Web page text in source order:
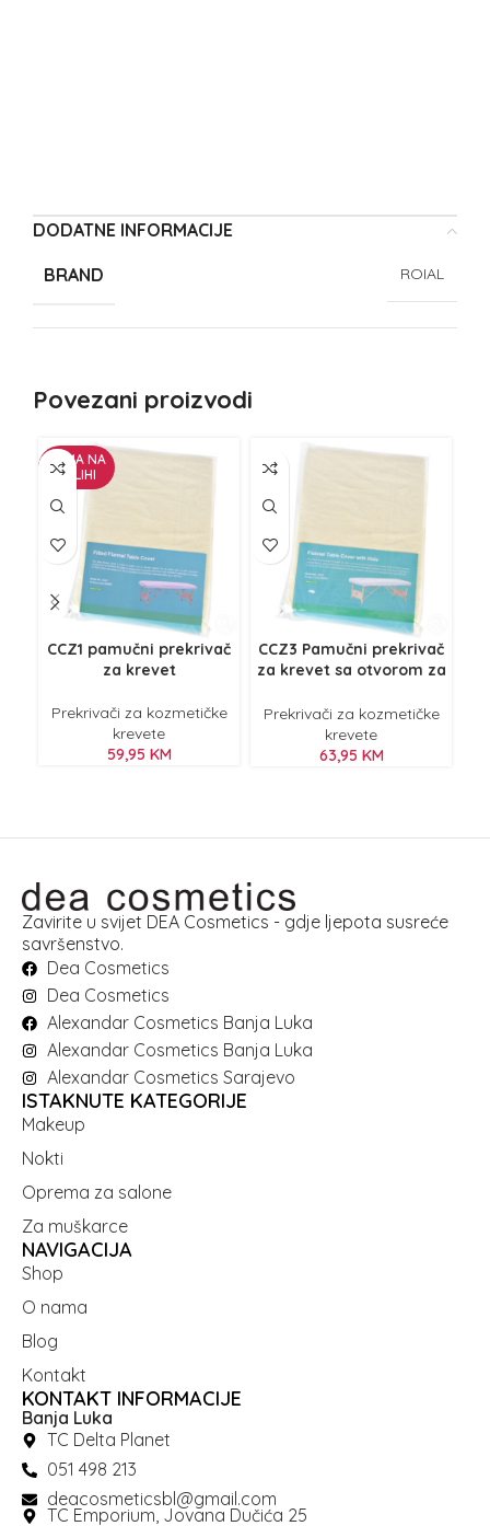
DODATNE INFORMACIJE
BRAND ROIAL
Povezani proizvodi
NEMA NA
ZALIHI
CCZ1 pamučni prekrivač
za krevet
Prekrivači za kozmetičke
krevete
59,95 KM
CCZ3 Pamučni prekrivač
za krevet sa otvorom za
Prekrivači za kozmetičke
krevete
63,95 KM
Zavirite u svijet DEA Cosmetics - gdje ljepota susreće
savršenstvo.
Dea Cosmetics
Dea Cosmetics
Alexandar Cosmetics Banja Luka
Alexandar Cosmetics Banja Luka
Alexandar Cosmetics Sarajevo
ISTAKNUTE KATEGORIJE
Makeup
Nokti
Oprema za salone
Za muškarce
NAVIGACIJA
Shop
O nama
Blog
Kontakt
KONTAKT INFORMACIJE
Banja Luka
TC Delta Planet
051 498 213
deacosmeticsbl@gmail.com
TC Emporium, Jovana Dučića 25